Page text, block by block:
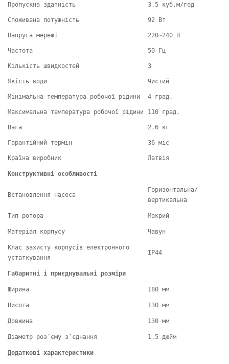
Пропускна здатність 3.5 куб.м/год
Споживана потужність 92 Вт
Напруга мережі 220~240 В
Частота 50 Гц
Кількість швидкостей 3
Якість води Чистий
Мінімальна температура робочої рідини 4 град.
Максимальна температура робочої рідини 110 град.
Вага 2.6 кг
Гарантійний термін 36 міс
Країна виробник Латвія
Конструктивні особливості
Встановлення насоса
Горизонтальна/
вертикальна
Тип ротора Мокрий
Матеріал корпусу Чавун
Клас захисту корпусів електронного
устаткування
IP44
Габаритні і приєднувальні розміри
Ширина 180 мм
Висота 130 мм
Довжина 130 мм
Діаметр роз’єму з’єднання 1.5 дюйм
Додаткові характеристики